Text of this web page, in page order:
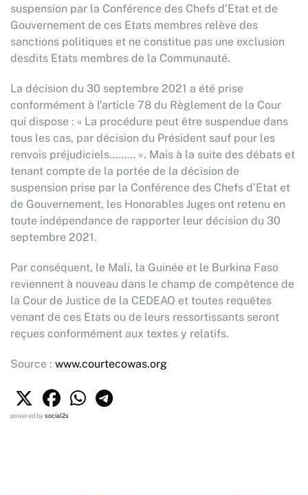
suspension par la Conférence des Chefs d’Etat et de
Gouvernement de ces Etats membres relève des
sanctions politiques et ne constitue pas une exclusion
desdits Etats membres de la Communauté.
La décision du 30 septembre 2021 a été prise
conformément à l’article 78 du Règlement de la Cour
qui dispose : « La procédure peut être suspendue dans
tous les cas, par décision du Président sauf pour les
renvois préjudiciels……… ». Mais à la suite des débats et
tenant compte de la portée de la décision de
suspension prise par la Conférence des Chefs d’Etat et
de Gouvernement, les Honorables Juges ont retenu en
toute indépendance de rapporter leur décision du 30
septembre 2021.
Par conséquent, le Mali, la Guinée et le Burkina Faso
reviennent à nouveau dans le champ de compétence de
la Cour de Justice de la CEDEAO et toutes requêtes
venant de ces Etats ou de leurs ressortissants seront
reçues conformément aux textes y relatifs.
Source : www.courtecowas.org
powered bysocial2s